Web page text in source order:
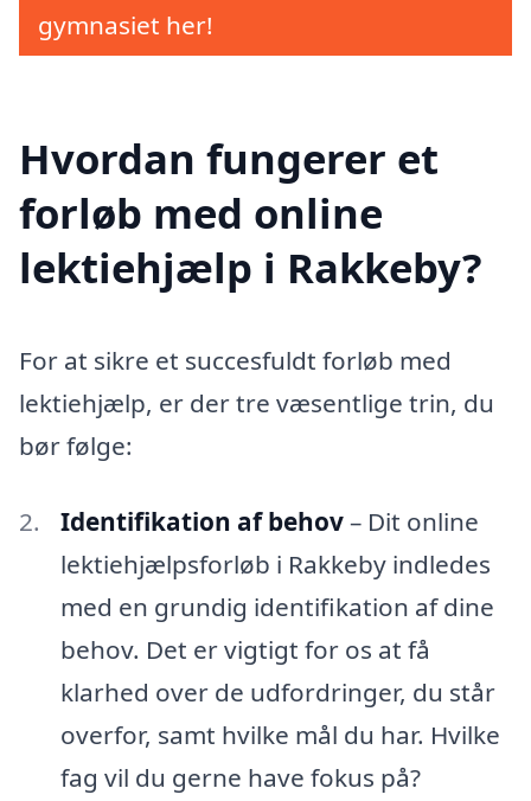
gymnasiet her!
Hvordan fungerer et
forløb med online
lektiehjælp i Rakkeby?
For at sikre et succesfuldt forløb med
lektiehjælp, er der tre væsentlige trin, du
bør følge:
Identifikation af behov– Dit online
lektiehjælpsforløb i Rakkeby indledes
med en grundig identifikation af dine
behov. Det er vigtigt for os at få
klarhed over de udfordringer, du står
overfor, samt hvilke mål du har. Hvilke
fag vil du gerne have fokus på?